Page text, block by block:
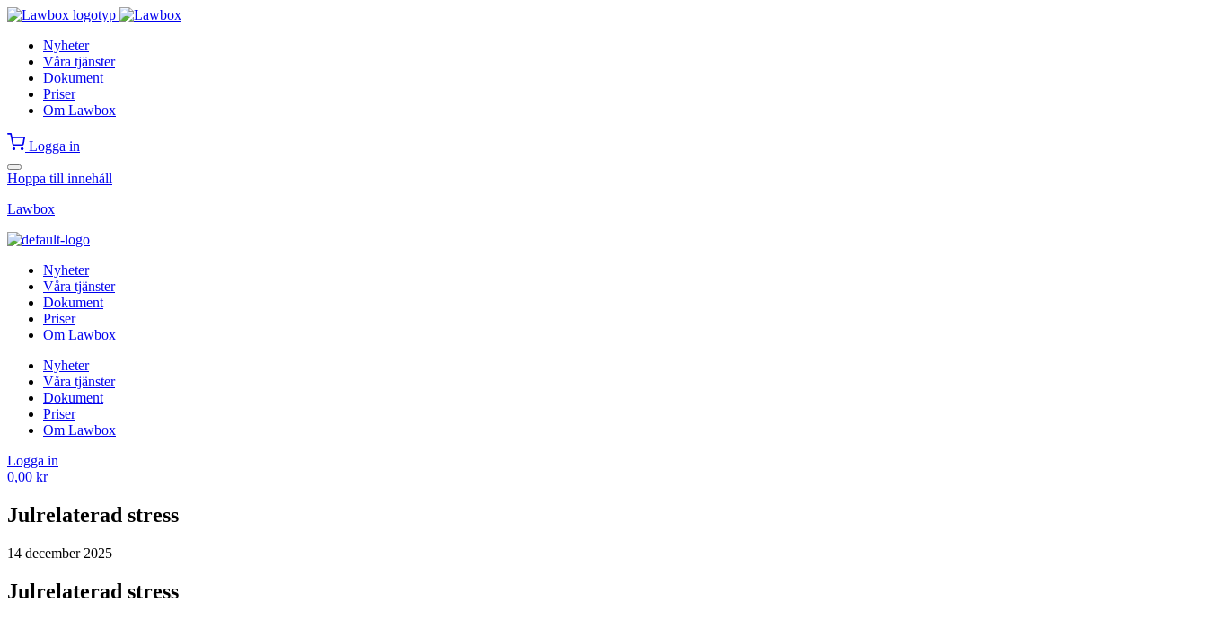
Nyheter
Våra tjänster
Dokument
Priser
Om Lawbox
Logga in
Hoppa till innehåll
Lawbox
Nyheter
Våra tjänster
Dokument
Priser
Om Lawbox
Nyheter
Våra tjänster
Dokument
Priser
Om Lawbox
Logga in
0,00 kr
Julrelaterad stress
14 december 2025
Julrelaterad stress